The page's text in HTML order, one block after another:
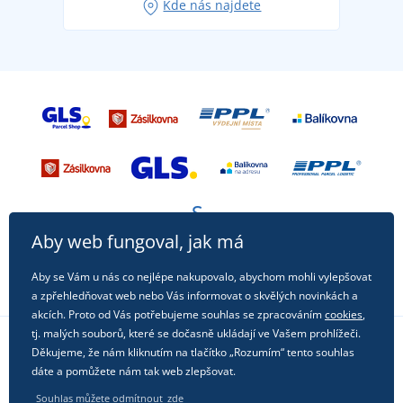
Kde nás najdete
Sledujte nás na sociálních sítích
Aby web fungoval, jak má
Aby se Vám u nás co nejlépe nakupovalo, abychom mohli vylepšovat
a zpřehledňovat web nebo Vás informovat o skvělých novinkách a
akcích. Proto od Vás potřebujeme souhlas se zpracovánímcookies,
tj. malých souborů, které se dočasně ukládají ve Vašem prohlížeči.
Děkujeme, že nám kliknutím na tlačítko „Rozumím“ tento souhlas
dáte a pomůžete nám tak web zlepšovat.
Souhlas můžete odmítnout zde